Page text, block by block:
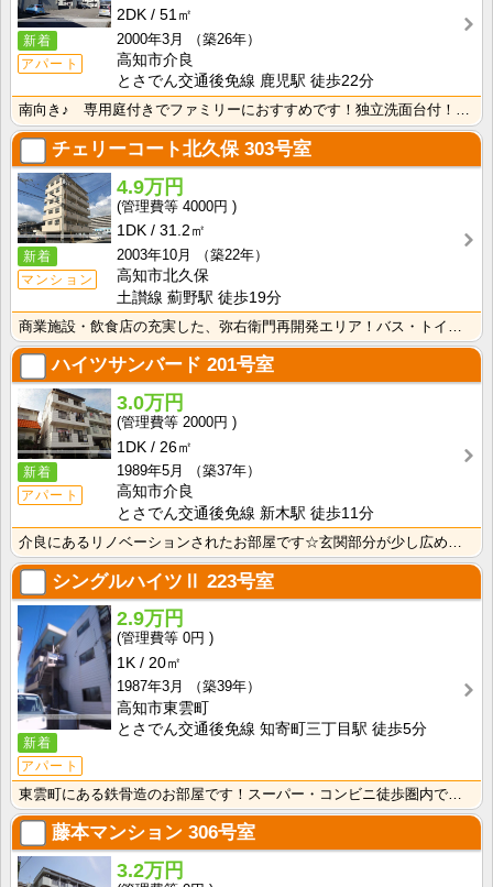
新着
アパート
2DK
51㎡
2000年3月
（築26年）
高知市介良
とさでん交通後免線 鹿児駅 徒歩22分
南向き♪ 専用庭付きでファミリーにおすすめです！独立洗面台付！忙しい朝の準備や寝ぐせ直し、お化粧等に･･･
チェリーコート北久保303号室
新着
マンション
4.9万円
4000円
1DK
31.2㎡
2003年10月
（築22年）
高知市北久保
土讃線 薊野駅 徒歩19分
ハイツサンバード 201号室
新着
アパート
3.0万円
2000円
1DK
26㎡
1989年5月
（築37年）
高知市介良
とさでん交通後免線 新木駅 徒歩11分
シングルハイツⅡ 223号室
新着
アパート
2.9万円
0円
1K
20㎡
1987年3月
（築39年）
高知市東雲町
とさでん交通後免線 知寄町三丁目駅 徒歩5分
藤本マンション 306号室
3.2万円